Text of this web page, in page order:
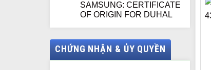
SAMSUNG: CERTIFICATE
OF ORIGIN FOR DUHAL
CHỨNG NHẬN & ỦY QUYỀN